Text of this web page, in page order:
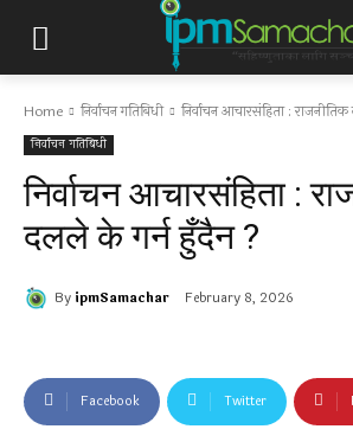
Home निर्वाचन गतिबिधी निर्वाचन आचारसंहिता :
निर्वाचन गतिबिधी
निर्वाचन आचारसंहिता :
दलले के गर्न हुँदैन ?
By ipmSamachar February 8, 2026
Facebook Twitter